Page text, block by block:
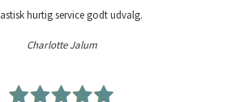
hurtig service godt udvalg.
Charlotte Jalum